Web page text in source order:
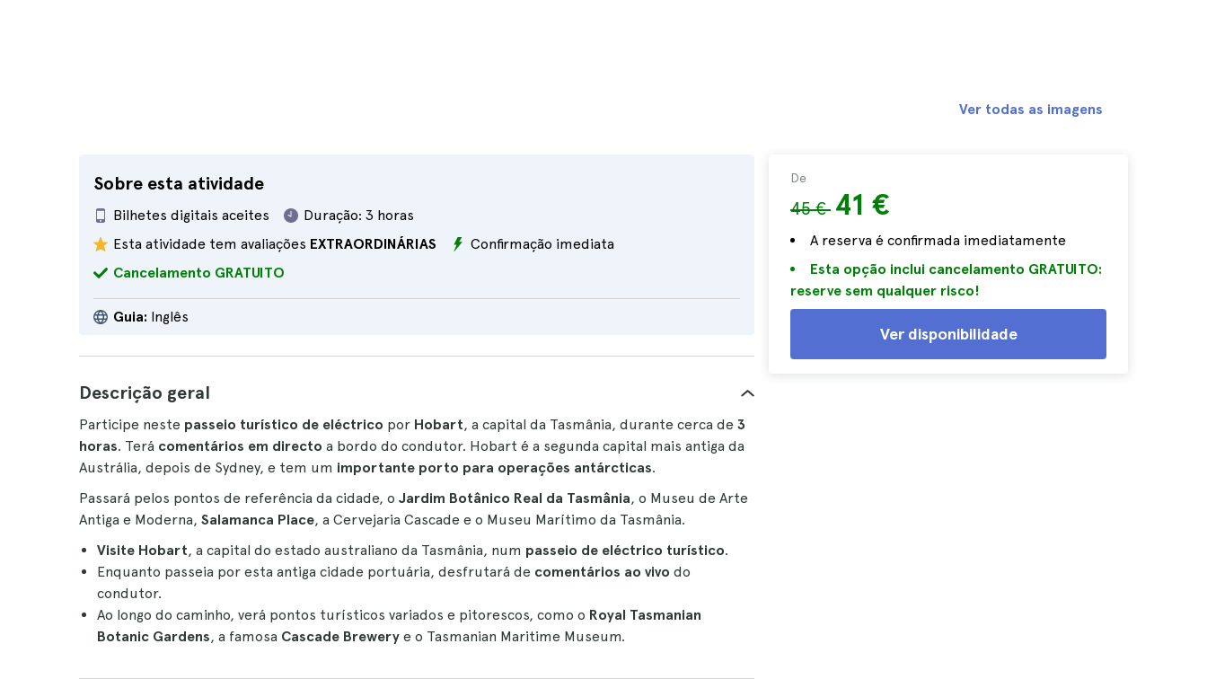
Sobre esta atividade
Bilhetes digitais aceites Duração: 3 horas
Esta atividade tem avaliações EXTRAORDINÁRIAS
Confirmação imediata
Cancelamento GRATUITO
Guia: Inglês
De
45 € 41 €
A reserva é confirmada imediatamente
Esta opção inclui cancelamento GRATUITO:
reserve sem qualquer risco!
Ver disponibilidade
Ver todas as imagens
Descrição geral
Participe neste passeio turístico de eléctrico por Hobart, a capital da Tasmânia, durante cerca de 3
horas. Terá comentários em directo a bordo do condutor. Hobart é a segunda capital mais antiga da
Austrália, depois de Sydney, e tem um importante porto para operações antárcticas.
Passará pelos pontos de referência da cidade, o Jardim Botânico Real da Tasmânia, o Museu de Arte
Antiga e Moderna, Salamanca Place, a Cervejaria Cascade e o Museu Marítimo da Tasmânia.
Visite Hobart, a capital do estado australiano da Tasmânia, num passeio de eléctrico turístico.
Enquanto passeia por esta antiga cidade portuária, desfrutará de comentários ao vivo do
condutor.
Ao longo do caminho, verá pontos turísticos variados e pitorescos, como o Royal Tasmanian
Botanic Gardens, a famosa Cascade Brewery e o Tasmanian Maritime Museum.